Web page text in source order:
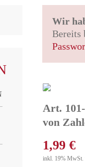
Wir
Bereits
Art.
von
1,99 €
inkl. 19% MwSt.